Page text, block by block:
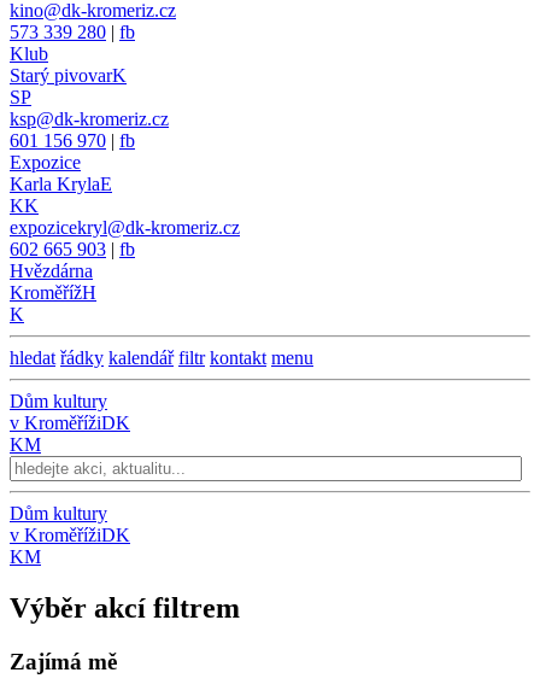
kino@dk-kromeriz.cz
573 339 280 | fb
Klub
Starý pivovarK
SP
ksp@dk-kromeriz.cz
601 156 970 | fb
Expozice
Karla KrylaE
KK
expozicekryl@dk-kromeriz.cz
602 665 903 | fb
Hvězdárna
KroměřížH
K
hledat řádky kalendář filtr kontakt menu
Dům kultury
v KroměřížiDK
KM
Dům kultury
v KroměřížiDK
KM
Výběr akcí filtrem
Zajímá mě